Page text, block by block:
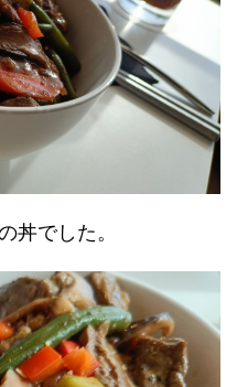
丼でした。